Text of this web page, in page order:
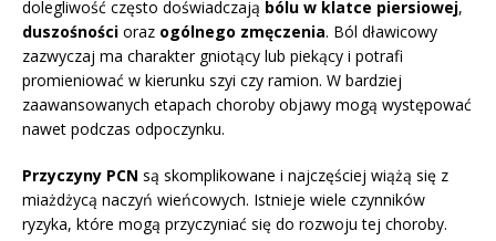
dolegliwość często doświadczają bólu w klatce piersiowej,
duszośności oraz ogólnego zmęczenia. Ból dławicowy
zazwyczaj ma charakter gniotący lub piekący i potrafi
promieniować w kierunku szyi czy ramion. W bardziej
zaawansowanych etapach choroby objawy mogą występować
nawet podczas odpoczynku.
Przyczyny PCN są skomplikowane i najczęściej wiążą się z
miażdżycą naczyń wieńcowych. Istnieje wiele czynników
ryzyka, które mogą przyczyniać się do rozwoju tej choroby.